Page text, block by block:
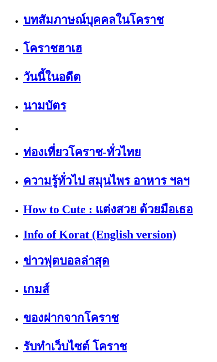
บทสัมภาษณ์บุคคลในโคราช
โคราชฮาเฮ
วันนี้ในอดีต
นามบัตร
ท่องเที่ยวโคราช-ทั่วไทย
ความรู้ทั่วไป สมุนไพร อาหาร ฯลฯ
How to Cute : แต่งสวย ด้วยมือเธอ
Info of Korat (English version)
ข่าวฟุตบอลล่าสุด
เกมส์
ของฝากจากโคราช
รับทำเว็บไซต์ โคราช